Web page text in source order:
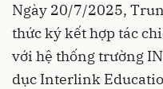
Ngày 20/7/2025,
thức ký kết hợp tác
với hệ thống trường
dục Interlink